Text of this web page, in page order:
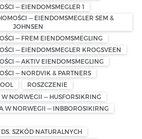
— EIENDOMSMEGLER 1
— EIENDOMSMEGLER SEM &
JOHNSEN
— FREM EIENDOMSMEGLING
— EIENDOMSMEGLER KROGSVEEN
— AKTIV EIENDOMSMEGLING
— NORDVIK & PARTNERS
ROSZCZENIE
NORWEGII — HUSFORSIKRING
W NORWEGII — INBBOROSIKIRNG
SZKÓD NATURALNYCH